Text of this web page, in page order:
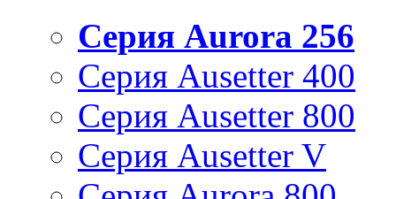
Серия Aurora 256
Серия Ausetter 400
Серия Ausetter 800
Серия Ausetter V